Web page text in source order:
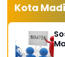
Kota